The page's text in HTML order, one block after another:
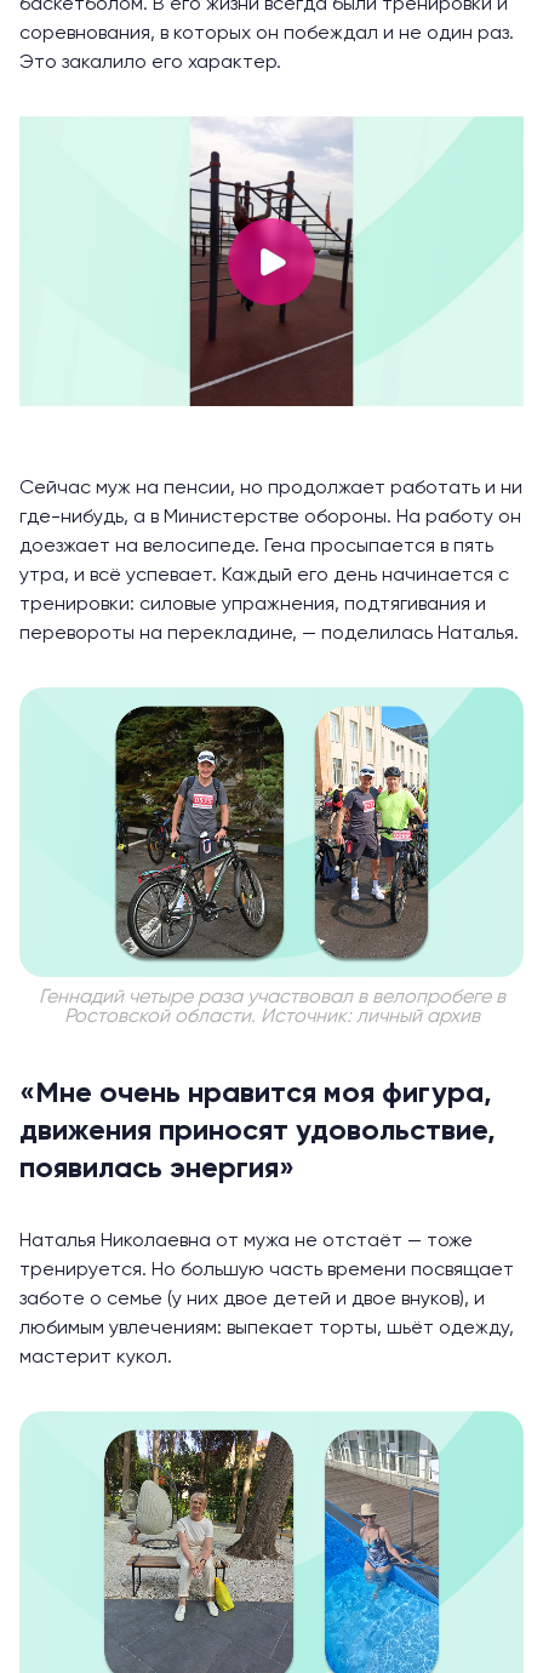
баскетболом. В его жизни всегда были тренировки и
соревнования, в которых он побеждал и не один раз.
Это закалило его характер.
Сейчас муж на пенсии, но продолжает работать и ни
где-нибудь, а в Министерстве обороны. На работу он
доезжает на велосипеде. Гена просыпается в пять
утра, и всё успевает. Каждый его день начинается с
тренировки: силовые упражнения, подтягивания и
перевороты на перекладине, — поделилась Наталья.
Геннадий четыре раза участвовал в велопробеге в
Ростовской области. Источник: личный архив
«Мне очень нравится моя фигура,
движения приносят удовольствие,
появилась энергия»
Наталья Николаевна от мужа не отстаёт — тоже
тренируется. Но большую часть времени посвящает
заботе о семье (у них двое детей и двое внуков), и
любимым увлечениям: выпекает торты, шьёт одежду,
мастерит кукол.